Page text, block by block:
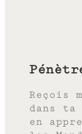
Reçois
dans
en